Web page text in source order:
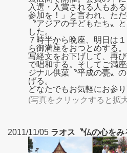
入選・入賞される人もあ
参加を！」と言われ、た
〝アジアの子どもたち〟
した。
７時半から晩座、明日は
ら御満座をおつとめする
写経文をお下げして、再
で唱和する。そしてご満
ジナル供菓〝平成の甍〟
げる。
どなたでもお気軽にお参り
(写真をクリックすると拡
2011/11/05 ラオス〝仏の心をみ